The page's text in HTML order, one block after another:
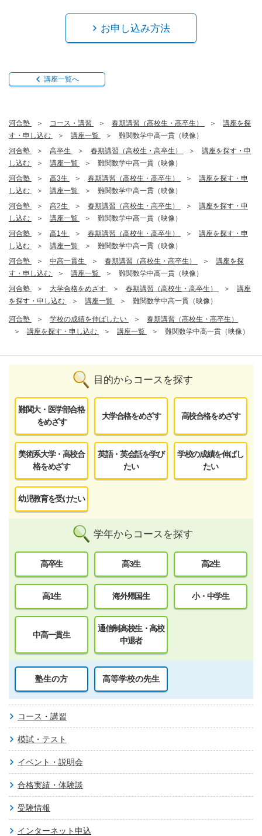
お申し込み方法
講座一覧へ
河合塾 コース・講習 春期講習（高校生・高卒生）
講座を探
す・申し込む
講座一覧
難関数学中高一貫（映像）
河合塾
高卒生 春期講習（高校生・高卒生）
講座を探す・申
し込む
講座一覧
難関数学中高一貫（映像）
河合塾
高3生 春期講習（高校生・高卒生）
講座を探す・申
し込む
講座一覧
難関数学中高一貫（映像）
河合塾
高2生 春期講習（高校生・高卒生）
講座を探す・申
し込む
講座一覧
難関数学中高一貫（映像）
河合塾
高1生 春期講習（高校生・高卒生）
講座を探す・申
し込む
講座一覧
難関数学中高一貫（映像）
河合塾
中高一貫生 春期講習（高校生・高卒生）
講座を探
す・申し込む
講座一覧
難関数学中高一貫（映像）
河合塾
大学合格をめざす 春期講習（高校生・高卒生）
講座
を探す・申し込む
講座一覧 難関数学中高一貫（映像）
河合塾 学校の成績を伸ばしたい
春期講習（高校生・高卒生）
講座を探す・申し込む
講座一覧 難関数学中高一貫（映像）
目的からコースを探す
難関大・医学部合格
をめざす
大学合格をめざす 高校合格をめざす
美術系大学・高校合
格をめざす
英語・英会話を学び
たい
学校の成績を伸ばし
たい
幼児教育を受けたい
学年からコースを探す
高卒生 高3生 高2生
高1生 海外帰国生 小・中学生
中高一貫生
通信制高校生・高校
中退者
塾生の方 高等学校の先生
コース・講習
模試・テスト
イベント・説明会
合格実績・体験談
受験情報
インターネット申込